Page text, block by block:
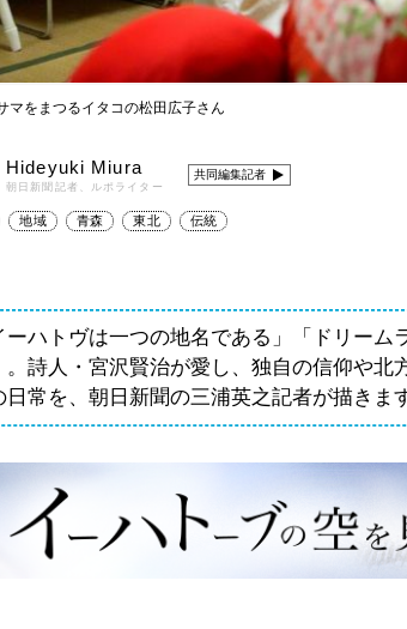
マをまつるイタコの松田広子さん
Hideyuki Miura
朝日新聞記者、ルポライター
共同編集記者
地域 青森 東北 伝統
ーハトヴは一つの地名である」「ドリー
。詩人・宮沢賢治が愛し、独自の信仰や北
日常を、朝日新聞の三浦英之記者が描きます